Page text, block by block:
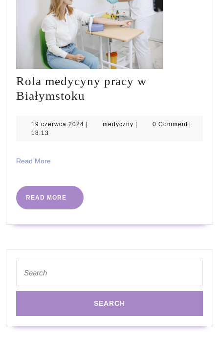
Rola medycyny pracy w
Białymstoku
pracy
19 czerwca 2024 19
medyczny medyczny0 Comment
18:13
Read More
READ MORE
READ
MORE
for: